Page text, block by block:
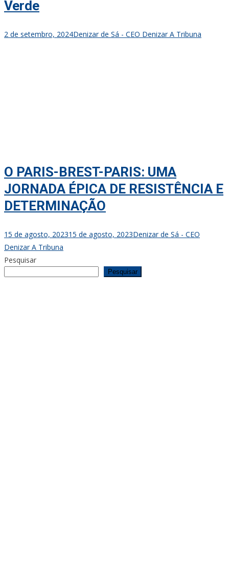
Verde
2 de setembro, 2024Denizar de Sá - CEO Denizar A Tribuna
O PARIS-BREST-PARIS: UMA
JORNADA ÉPICA DE RESISTÊNCIA E
DETERMINAÇÃO
15 de agosto, 202315 de agosto, 2023Denizar de Sá - CEO
Denizar A Tribuna
Pesquisar
Pesquisar